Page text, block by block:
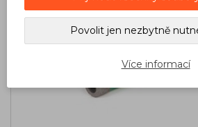
Povolit jen nezbytně
Více informací